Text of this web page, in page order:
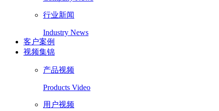
行业新闻
Industry News
客户案例
视频集锦
产品视频
Products Video
用户视频